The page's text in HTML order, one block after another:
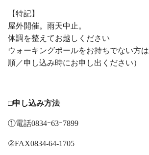
【特記】
屋外開催。雨天中止。
体調を整えてお越しください
ウォーキングポールをお持ちでない方
順／申し込み時にお申し出ください）
□申し込み方法
①電話0834ｰ63ｰ7899
②FAX0834-64-1705